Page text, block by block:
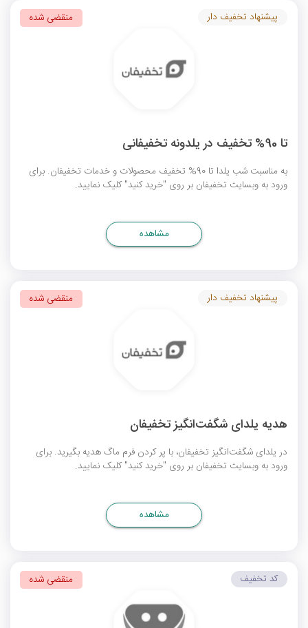
تا 90% تخفیف در یلدونه تخفیفانی
به مناسبت شب یلدا تا 90% تخفیف محصولات و خدمات تخفیفان. برای
ورود به وبسایت تخفیفان بر روی "خرید کنید" کلیک نمایید.
پیشنهاد تخفیف دار منقضی شده
مشاهده
هدیه یلدای شگفت‌انگیز تخفیفان
در یلدای شگفت‌انگیز تخفیفان، با پر کردن فرم ماگ هدیه بگیرید. برای
ورود به وبسایت تخفیفان بر روی "خرید کنید" کلیک نمایید.
پیشنهاد تخفیف دار منقضی شده
مشاهده
کد تخفیف منقضی شده